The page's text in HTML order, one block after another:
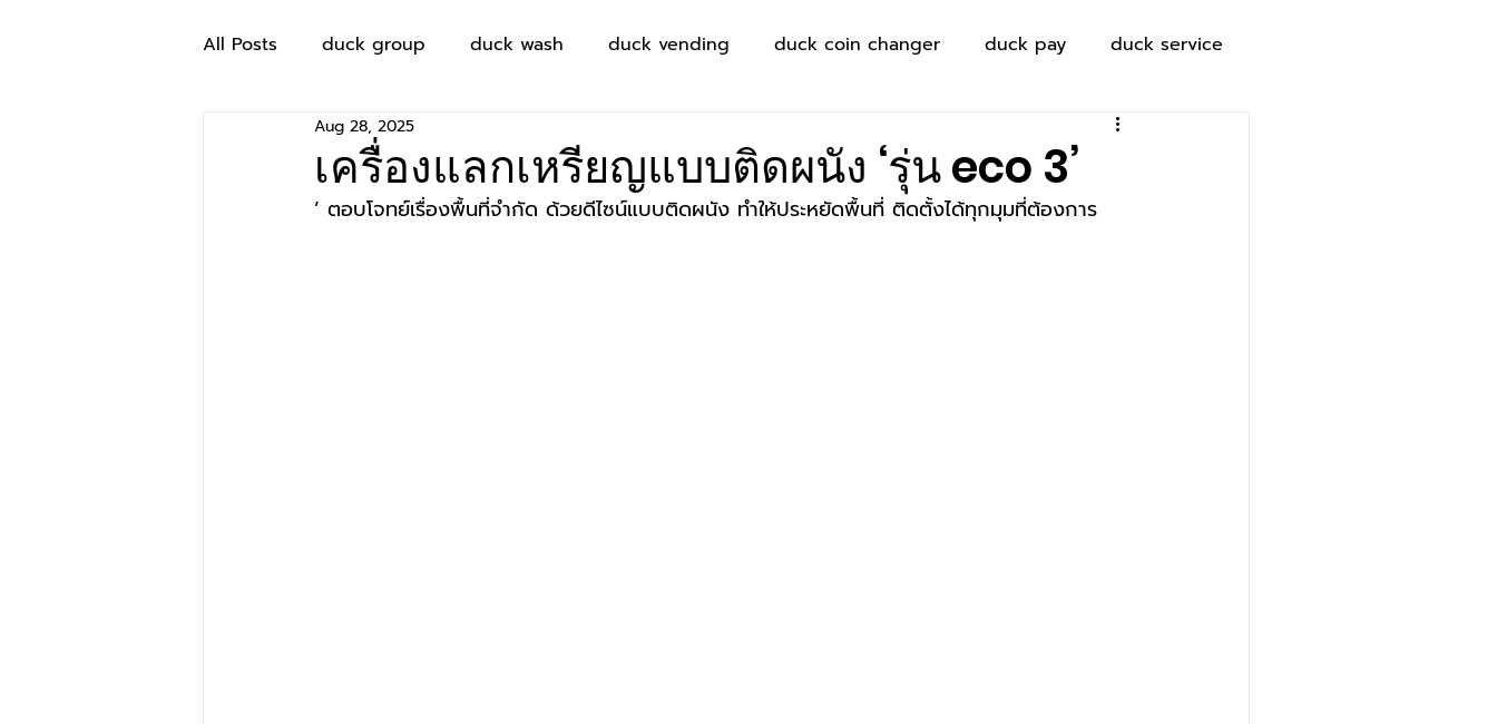
All Posts duck group duck wash duck vending duck coin changer duck pay duck service
เครื่องแลกเหรียญแบบติดผนัง ‘รุ่น eco 3’
Aug 28, 2025
’ ตอบโจทย์เรื่องพื้นที่จำกัด ด้วยดีไซน์แบบติดผนัง ทำให้ประหยัดพื้นที่ ติดตั้งได้ทุกมุมที่ต้องการ